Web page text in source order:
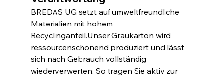
BREDAS UG setzt auf umweltfreundliche
Materialien mit hohem
Recyclinganteil.Unser Graukarton wird
ressourcenschonend produziert und lässt
sich nach Gebrauch vollständig
wiederverwerten. So tragen Sie aktiv zur